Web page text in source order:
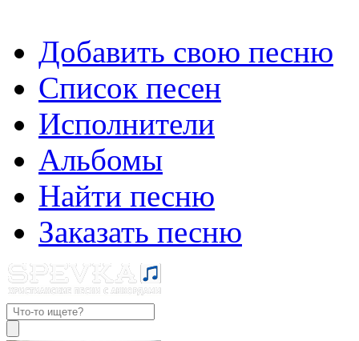
Добавить свою песню
Список песен
Исполнители
Альбомы
Найти песню
Заказать песню